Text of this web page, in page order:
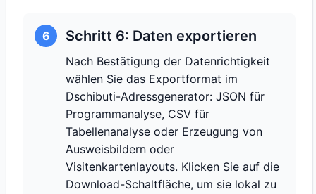
6 Schritt 6: Daten exportieren
Nach Bestätigung der Datenrichtigkeit
wählen Sie das Exportformat im
Dschibuti-Adressgenerator: JSON für
Programmanalyse, CSV für
Tabellenanalyse oder Erzeugung von
Ausweisbildern oder
Visitenkartenlayouts. Klicken Sie auf die
Download-Schaltfläche, um sie lokal zu